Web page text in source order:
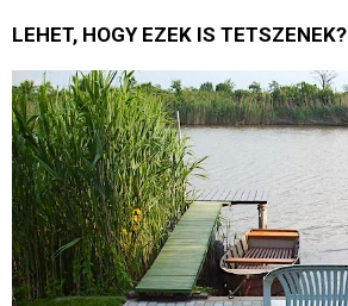
LEHET, HOGY EZEK IS TETSZENEK?